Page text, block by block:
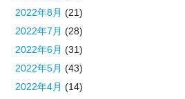
2022年8月 (21)
2022年7月 (28)
2022年6月 (31)
2022年5月 (43)
2022年4月 (14)